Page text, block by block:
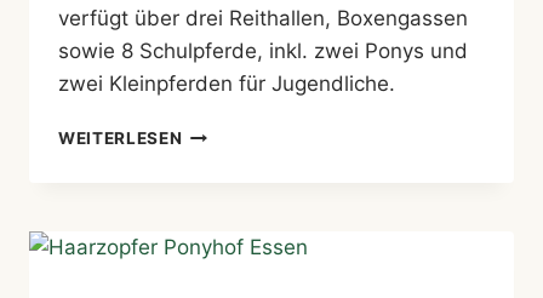
verfügt über drei Reithallen, Boxengassen
sowie 8 Schulpferde, inkl. zwei Ponys und
zwei Kleinpferden für Jugendliche.
WEITERLESEN REITSPORTVEREIN